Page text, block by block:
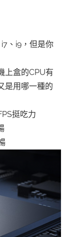
、i9，但是你
上盒的CPU有
是用哪一種的
挺吃力